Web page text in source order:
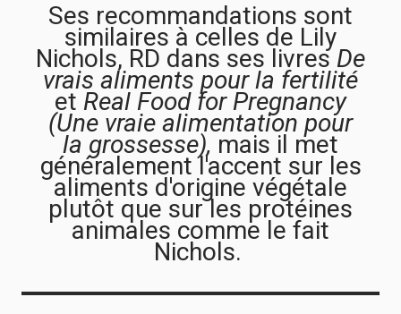
Ses recommandations sont
similaires à celles de Lily
Nichols, RD dans ses livres De
vrais aliments pour la fertilité
et Real Food for Pregnancy
(Une vraie alimentation pour
la grossesse), mais il met
généralement l'accent sur les
aliments d'origine végétale
plutôt que sur les protéines
animales comme le fait
Nichols.